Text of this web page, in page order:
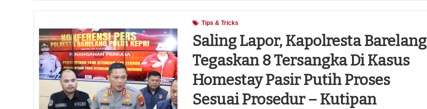
Tips & Tricks
Saling Lapor, Kapolresta Barelang
Tegaskan 8 Tersangka Di Kasus
Homestay Pasir Putih Proses
Sesuai Prosedur – Kutipan